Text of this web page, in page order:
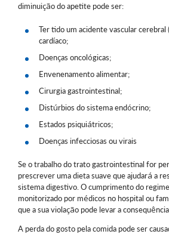
diminuição do apetite pode ser:
Ter tido um acidente vascular cerebral
cardíaco;
Doenças oncológicas;
Envenenamento alimentar;
Cirurgia gastrointestinal;
Distúrbios do sistema endócrino;
Estados psiquiátricos;
Doenças infecciosas ou virais
Se o trabalho do trato gastrointestinal for
prescrever uma dieta suave que ajudará a
sistema digestivo. O cumprimento do
monitorizado por médicos no hospital ou
que a sua violação pode levar a
A perda do gosto pela comida pode ser